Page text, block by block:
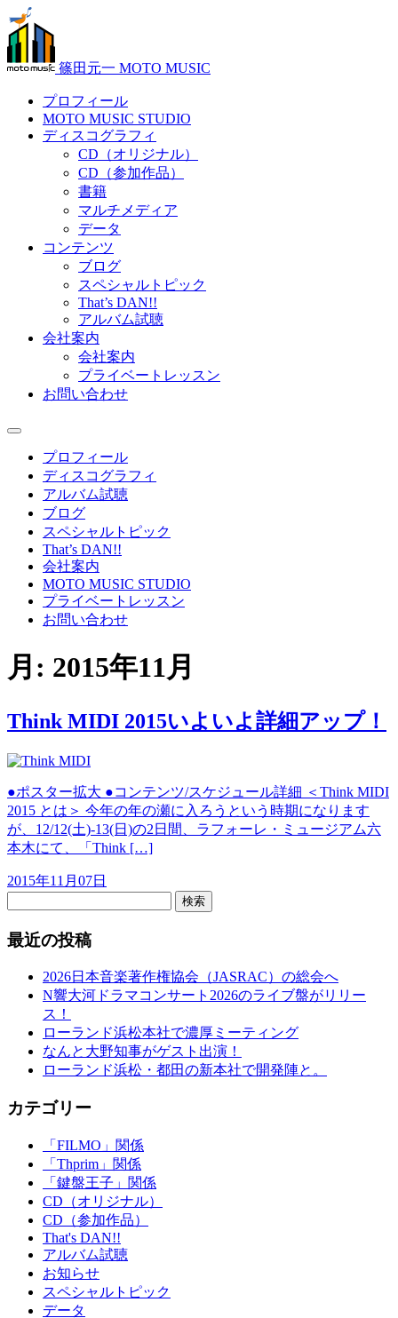
篠田元一 MOTO MUSIC
プロフィール
MOTO MUSIC STUDIO
ディスコグラフィ
CD（オリジナル）
CD（参加作品）
書籍
マルチメディア
データ
コンテンツ
ブログ
スペシャルトピック
That’s DAN!!
アルバム試聴
会社案内
会社案内
プライベートレッスン
お問い合わせ
プロフィール
ディスコグラフィ
アルバム試聴
ブログ
スペシャルトピック
That’s DAN!!
会社案内
MOTO MUSIC STUDIO
プライベートレッスン
お問い合わせ
月: 2015年11月
Think MIDI 2015いよいよ詳細アップ！
●ポスター拡大 ●コンテンツ/スケジュール詳細 ＜Think MIDI
2015 とは＞ 今年の年の瀬に入ろうという時期になります
が、12/12(土)-13(日)の2日間、ラフォーレ・ミュージアム六
本木にて、「Think […]
2015年11月07日
検索
最近の投稿
2026日本音楽著作権協会（JASRAC）の総会へ
N響大河ドラマコンサート2026のライブ盤がリリー
ス！
ローランド浜松本社で濃厚ミーティング
なんと大野知事がゲスト出演！
ローランド浜松・都田の新本社で開発陣と。
カテゴリー
「FILMO」関係
「Thprim」関係
「鍵盤王子」関係
CD（オリジナル）
CD（参加作品）
That's DAN!!
アルバム試聴
お知らせ
スペシャルトピック
データ